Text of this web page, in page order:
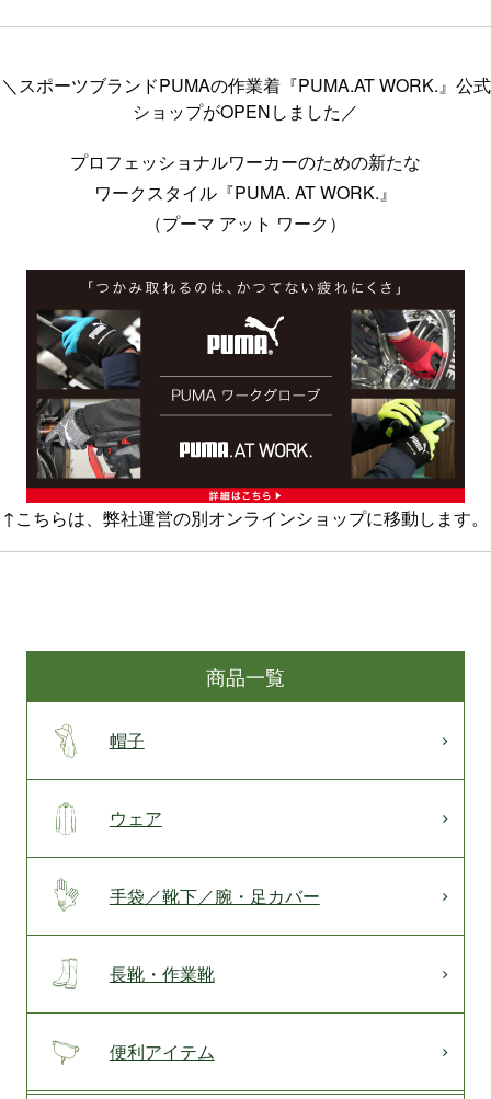
＼スポーツブランドPUMAの作業着『PUMA.AT WORK.』公式
ショップがOPENしました／
プロフェッショナルワーカーのための新たな
ワークスタイル『PUMA. AT WORK.』
（プーマ アット ワーク）
↑こちらは、弊社運営の別オンラインショップに移動します。
商品一覧
帽子
ウェア
手袋／靴下／腕・足カバー
長靴・作業靴
便利アイテム